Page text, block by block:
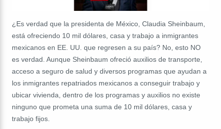
¿Es verdad que la presidenta de México, Claudia Sheinbaum,
está ofreciendo 10 mil dólares, casa y trabajo a inmigrantes
mexicanos en EE. UU. que regresen a su país? No, esto NO
es verdad. Aunque Sheinbaum ofreció auxilios de transporte,
acceso a seguro de salud y diversos programas que ayudan a
los inmigrantes repatriados mexicanos a conseguir trabajo y
ubicar vivienda, dentro de los programas y auxilios no existe
ninguno que prometa una suma de 10 mil dólares, casa y
trabajo fijos.